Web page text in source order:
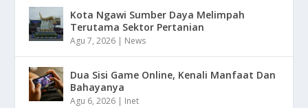
Kota Ngawi Sumber Daya Melimpah
Terutama Sektor Pertanian
Agu 7, 2026 | News
Dua Sisi Game Online, Kenali Manfaat Dan
Bahayanya
Agu 6, 2026 | Inet